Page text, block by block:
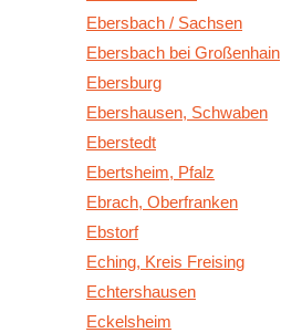
Ebersbach / Sachsen
Ebersbach bei Großenhain
Ebersburg
Ebershausen, Schwaben
Eberstedt
Ebertsheim, Pfalz
Ebrach, Oberfranken
Ebstorf
Eching, Kreis Freising
Echtershausen
Eckelsheim